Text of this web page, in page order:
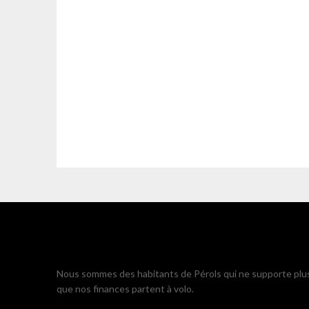
Nous sommes des habitants de Pérols qui ne supporte
que nos finances partent à volo.